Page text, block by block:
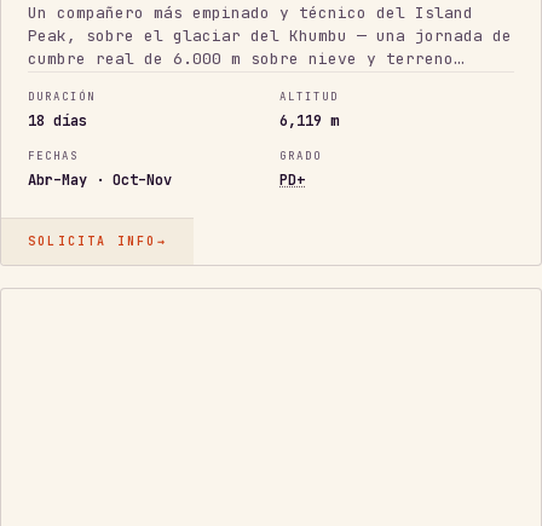
Un compañero más empinado y técnico del Island
Peak, sobre el glaciar del Khumbu — una jornada de
cumbre real de 6.000 m sobre nieve y terreno
DURACIÓN
18 días
ALTITUD
6,119 m
FECHAS
Abr–May · Oct–Nov
GRADO
PD+
SOLICITA INFO →